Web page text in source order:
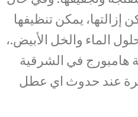
إزالتها، يمكن تنظيفها
الماء والخل الأبيض.،
هامبورج في الشرقية
عند حدوث اي عطل